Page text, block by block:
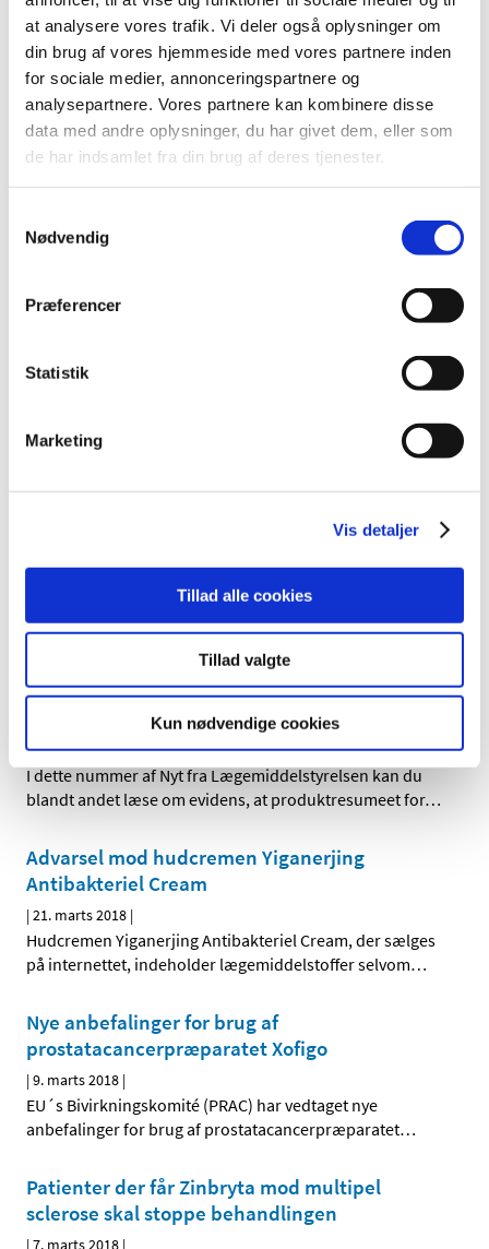
at analysere vores trafik. Vi deler også oplysninger om
din brug af vores hjemmeside med vores partnere inden
for sociale medier, annonceringspartnere og
analysepartnere. Vores partnere kan kombinere disse
data med andre oplysninger, du har givet dem, eller som
de har indsamlet fra din brug af deres tjenester.
Nødvendig
Præferencer
Statistik
Marketing
Vis detaljer
Tillad alle cookies
Tillad valgte
Kun nødvendige cookies
Nye tiltag skal mindske risiko for alvorlig
leverskade ved brug af Esmya til behandling af
fibromer
18. maj 2018
EU´s Bivirkningskomité (PRAC) har gennemgået
sikkerheden af præparatet Esmya (ulipristal acetate).
Lægemiddelstyrelsen søger to medlemmer til
Rådet for Lægemiddelovervågning
Lægemiddelstyrelsen søger to nye medlemmer til Rådet
|23. april 2018
stigende tilslutning til alle vaccinationer i det danske…
Der er indberettet flere tilfælde af forveksling, hvor
patienter fejlagtigt har taget måltids-insulin Fiasp, som
Nyt fra Lægemiddelstyrelsen marts 2018
|22. marts 2018|
I dette nummer af Nyt fra Lægemiddelstyrelsen kan du
blandt andet læse om evidens, at produktresumeet for…
Advarsel mod hudcremen Yiganerjing
Antibakteriel Cream
|21. marts 2018 |
Hudcremen Yiganerjing Antibakteriel Cream, der sælges
på internettet, indeholder lægemiddelstoffer selvom…
Nye anbefalinger for brug af
prostatacancerpræparatet Xofigo
|9. marts 2018 |
EU´s Bivirkningskomité (PRAC) har vedtaget nye
anbefalinger for brug af prostatacancerpræparatet…
Patienter der får Zinbryta mod multipel
sclerose skal stoppe behandlingen
|7. marts 2018 |